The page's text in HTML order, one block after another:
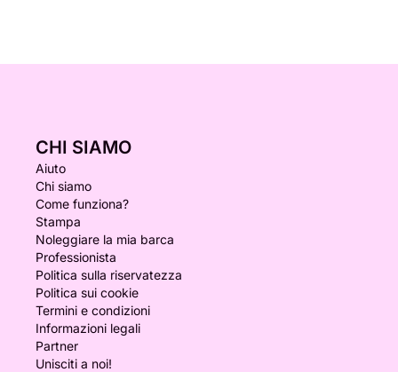
CHI SIAMO
Aiuto
Chi siamo
Come funziona?
Stampa
Noleggiare la mia barca
Professionista
Politica sulla riservatezza
Politica sui cookie
Termini e condizioni
Informazioni legali
Partner
Unisciti a noi!